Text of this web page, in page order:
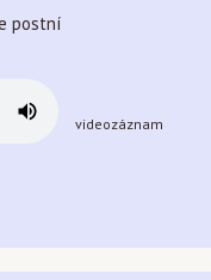
postní
videozáznam